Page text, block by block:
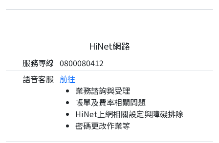
HiNet網路
服務專線 0800080412
語音客服 前往
業務諮詢與受理
帳單及費率相關問題
HiNet上網相關設定與障礙排除
密碼更改作業等